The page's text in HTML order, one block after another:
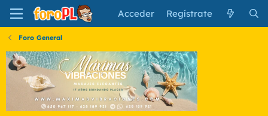
Acceder Regístrate
Foro General